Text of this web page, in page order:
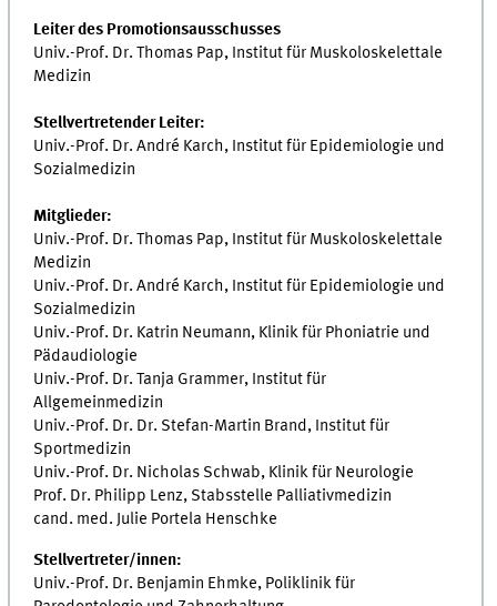
Leiter des Promotionsausschusses
Univ.-Prof. Dr. Thomas Pap, Institut für Muskoloskelettale
Medizin
Stellvertretender Leiter:
Univ.-Prof. Dr. André Karch, Institut für Epidemiologie und
Sozialmedizin
Mitglieder:
Univ.-Prof. Dr. Thomas Pap, Institut für Muskoloskelettale
Medizin
Univ.-Prof. Dr. André Karch, Institut für Epidemiologie und
Sozialmedizin
Univ.-Prof. Dr. Katrin Neumann, Klinik für Phoniatrie und
Pädaudiologie
Univ.-Prof. Dr. Tanja Grammer, Institut für
Allgemeinmedizin
Univ.-Prof. Dr. Dr. Stefan-Martin Brand, Institut für
Sportmedizin
Univ.-Prof. Dr. Nicholas Schwab, Klinik für Neurologie
Prof. Dr. Philipp Lenz, Stabsstelle Palliativmedizin
cand. med. Julie Portela Henschke
Stellvertreter/innen:
Univ.-Prof. Dr. Benjamin Ehmke, Poliklinik für